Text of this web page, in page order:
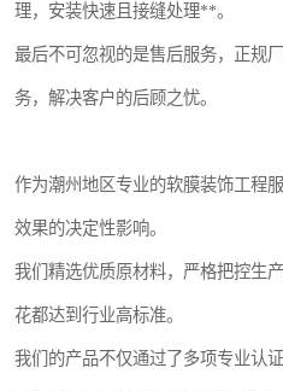
理，安装快速且接缝处理**。
最后不可忽视的是售后服务，正规
务，解决客户的后顾之忧。
作为潮州地区专业的软膜装饰工程
效果的决定性影响。
我们精选优质原材料，严格把控生
花都达到行业高标准。
我们的产品不仅通过了多项专业认